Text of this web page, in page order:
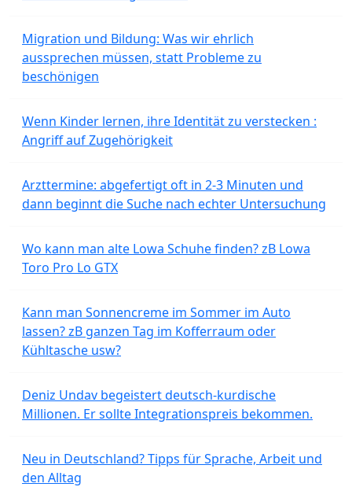
Migration und Bildung: Was wir ehrlich
aussprechen müssen, statt Probleme zu
beschönigen
Wenn Kinder lernen, ihre Identität zu verstecken :
Angriff auf Zugehörigkeit
Arzttermine: abgefertigt oft in 2-3 Minuten und
dann beginnt die Suche nach echter Untersuchung
Wo kann man alte Lowa Schuhe finden? zB Lowa
Toro Pro Lo GTX
Kann man Sonnencreme im Sommer im Auto
lassen? zB ganzen Tag im Kofferraum oder
Kühltasche usw?
Deniz Undav begeistert deutsch-kurdische
Millionen. Er sollte Integrationspreis bekommen.
Neu in Deutschland? Tipps für Sprache, Arbeit und
den Alltag